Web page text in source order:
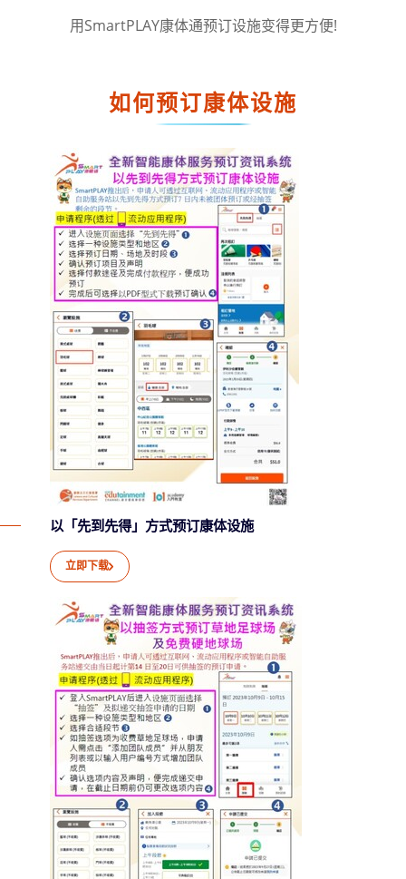
用SmartPLAY康体通预订设施变得更方便!
如何预订康体设施
以「先到先得」方式预订康体设施
立即下载